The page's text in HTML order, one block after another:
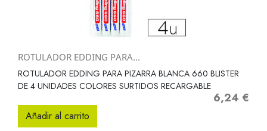
ROTULADOR EDDING PARA...
ROTULADOR EDDING PARA PIZARRA BLANCA 660 BLISTER
DE 4 UNIDADES COLORES SURTIDOS RECARGABLE
Precio
6,24 €
Añadir al carrito